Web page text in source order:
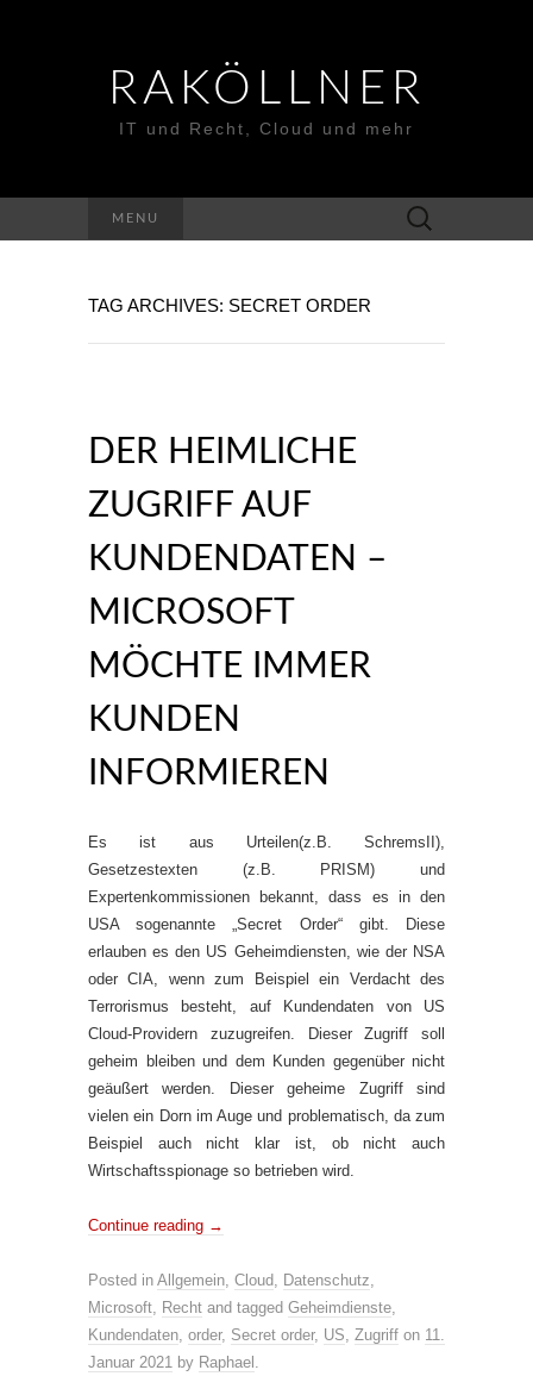
RAKÖLLNER
IT und Recht, Cloud und mehr
MENU
Suchen
nach:
TAG ARCHIVES: SECRET ORDER
DER HEIMLICHE
ZUGRIFF AUF
KUNDENDATEN –
MICROSOFT
MÖCHTE IMMER
KUNDEN
INFORMIEREN
Es ist aus Urteilen(z.B. SchremsII),
Gesetzestexten (z.B. PRISM) und
Expertenkommissionen bekannt, dass es in den
USA sogenannte „Secret Order“ gibt. Diese
erlauben es den US Geheimdiensten, wie der NSA
oder CIA, wenn zum Beispiel ein Verdacht des
Terrorismus besteht, auf Kundendaten von US
Cloud-Providern zuzugreifen. Dieser Zugriff soll
geheim bleiben und dem Kunden gegenüber nicht
geäußert werden. Dieser geheime Zugriff sind
vielen ein Dorn im Auge und problematisch, da zum
Beispiel auch nicht klar ist, ob nicht auch
Wirtschaftsspionage so betrieben wird.
Continue reading →
Posted in Allgemein, Cloud, Datenschutz,
Microsoft, Recht and tagged Geheimdienste,
Kundendaten, order, Secret order, US, Zugriff on 11.
Januar 2021 by Raphael .